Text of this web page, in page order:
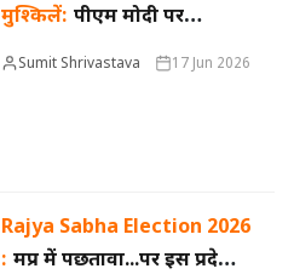
मुश्किलें: पीएम मोदी पर
टिप्पणियों को लेकर राज्यसभा
Sumit Shrivastava 17 Jun 2026
Rajya Sabha Election 2026
: मप्र में पछतावा...पर इस प्रदेश